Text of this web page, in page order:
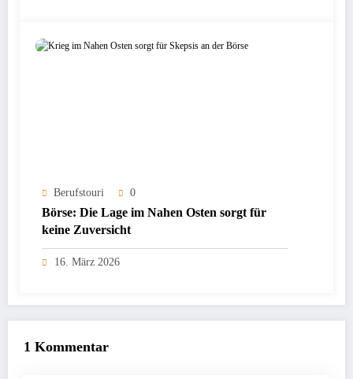
Berufstouri 0
Börse: Die Lage im Nahen Osten sorgt für
keine Zuversicht
16. März 2026
1 Kommentar